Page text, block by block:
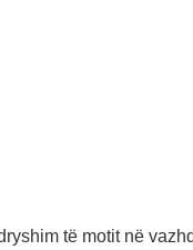
të motit në